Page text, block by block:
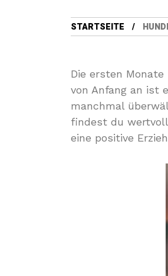
STARTSEITE
Die ersten
von Anfang an ist
manchmal
findest du
eine positive